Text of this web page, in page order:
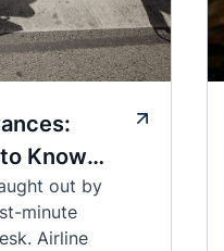
Know
out by
minute
Airline